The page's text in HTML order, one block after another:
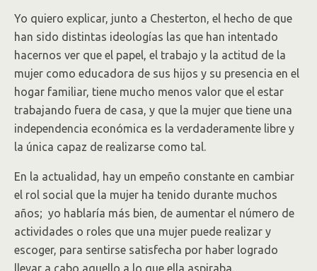
Yo quiero explicar, junto a Chesterton, el hecho de que
han sido distintas ideologías las que han intentado
hacernos ver que el papel, el trabajo y la actitud de la
mujer como educadora de sus hijos y su presencia en el
hogar familiar, tiene mucho menos valor que el estar
trabajando fuera de casa, y que la mujer que tiene una
independencia económica es la verdaderamente libre y
la única capaz de realizarse como tal.
En la actualidad, hay un empeño constante en cambiar
el rol social que la mujer ha tenido durante muchos
años; yo hablaría más bien, de aumentar el número de
actividades o roles que una mujer puede realizar y
escoger, para sentirse satisfecha por haber logrado
llevar a cabo aquello a lo que ella aspiraba.